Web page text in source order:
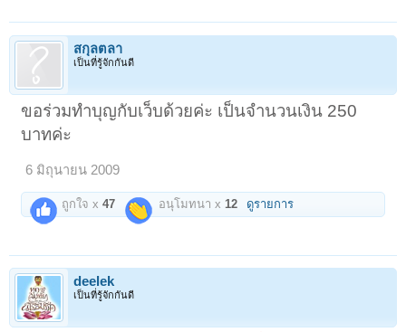
สกุลตลา
เป็นที่รู้จักกันดี
ขอร่วมทำบุญกับเว็บด้วยค่ะ เป็นจำนวนเงิน 250
บาทค่ะ
6 มิถุนายน 2009
ถูกใจ x47 อนุโมทนา x 12 ดูรายการ
deelek
เป็นที่รู้จักกันดี